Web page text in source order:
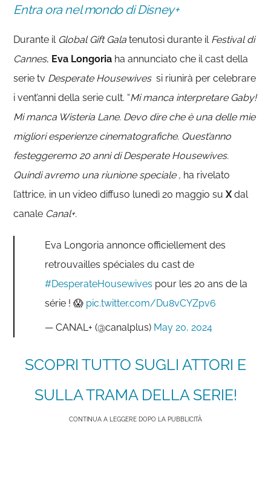
Entra ora nel mondo di Disney+
Durante il Global Gift Gala tenutosi durante il Festival di
Cannes, Eva Longoria ha annunciato che il cast della
serie tv Desperate Housewivessi riunirà per celebrare
i vent’anni della serie cult. “Mi manca interpretare Gaby!
Mi manca Wisteria Lane. Devo dire che è una delle mie
migliori esperienze cinematografiche. Quest’anno
festeggeremo 20 anni di Desperate Housewives.
Quindi avremo una riunione speciale , ha rivelato
l’attrice, in un video diffuso lunedì 20 maggio suXdal
canale Canal+.
Eva Longoria annonce officiellement des
retrouvailles spéciales du cast de
#DesperateHousewives pour les 20 ans de la
série ! 😱 pic.twitter.com/Du8vCYZpv6
— CANAL+ (@canalplus) May 20, 2024
SCOPRI TUTTO SUGLI ATTORI E
SULLA TRAMA DELLA SERIE!
CONTINUA A LEGGERE DOPO LA PUBBLICITÀ